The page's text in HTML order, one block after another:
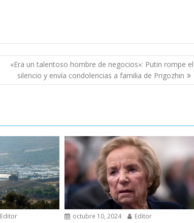
«Era un talentoso hombre de negocios»: Putin rompe el
silencio y envía condolencias a familia de Prigozhin
Editor octubre 10, 2024 Editor